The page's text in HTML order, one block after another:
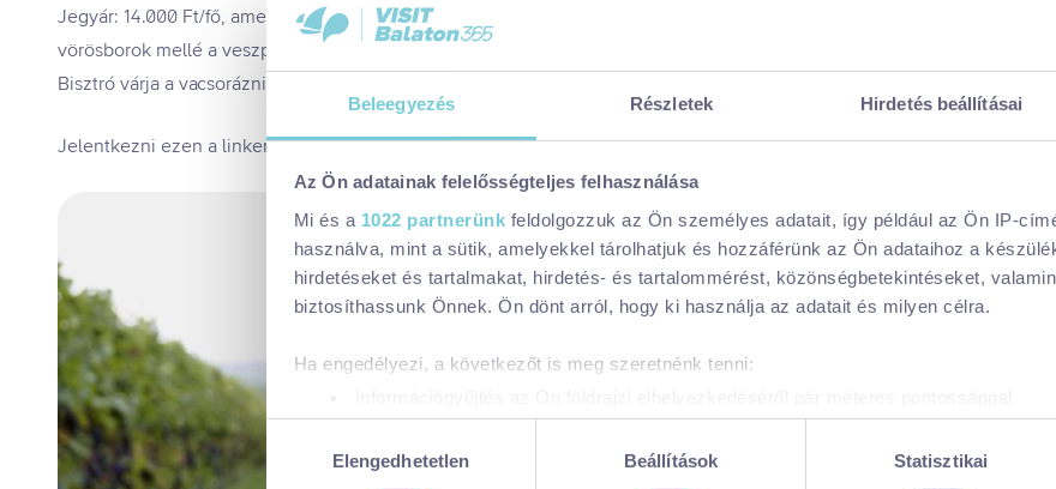
Beleegyezés Részletek Hirdetés beállításai
Az Ön adatainak felelősségteljes felhasználása
Mi és a 1022 partnerünk feldolgozzuk az Ön személyes adatait, így például az Ön IP-
használva, mint a sütik, amelyekkel tárolhatjuk és hozzáférünk az Ön adataihoz a
hirdetéseket és tartalmakat, hirdetés- és tartalommérést, közönségbetekintéseket,
biztosíthassunk Önnek. Ön dönt arról, hogy ki használja az adatait és milyen célra.
Ha engedélyezi, a következőt is meg szeretnénk tenni:
Az Ön készülékén beazonosítása annak konkrét tulajdonságainak (ujjlenyomat)
Tudjon meg többet személyes adatainak feldolgozási módjairól és adja meg preferenciáit a
Hozzájárulás
kiválasztásaElengedhetetlen Beállítások Statisztikai
Jegyár: 14.000 Ft/fő, amely tartalmazza a sétáló kóstolón való részvételt, szódát, de az ételfogyasztást nem. A
vörösborok mellé a veszprémi Gusto Delicat hoz majd finom falatokat, a rendezvény után a csopaki Pántlika
Bisztró várja a vacsorázni vágyókat.
Jelentkezni ezen a linken tudtok!